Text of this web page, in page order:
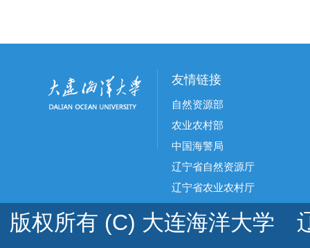
友情链接
自然资源部
农业农村部
中国海警局
辽宁省自然资源厅
辽宁省农业农村厅
版权所有 (C) 大连海洋大学